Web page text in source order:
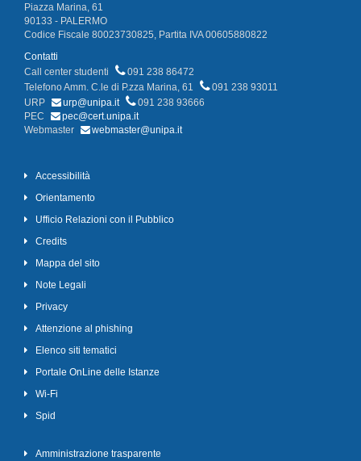
Piazza Marina, 61
90133 - PALERMO
Codice Fiscale 80023730825, Partita IVA 00605880822
Contatti
Call center studenti
091 238 86472
Telefono Amm. C.le di P.zza Marina, 61
091 238 93011
URP
urp@unipa.it
091 238 93666
PEC
pec@cert.unipa.it
Webmaster
webmaster@unipa.it
Accessibilità
Orientamento
Ufficio Relazioni con il Pubblico
Credits
Mappa del sito
Note Legali
Privacy
Attenzione al phishing
Elenco siti tematici
Portale OnLine delle Istanze
Wi-Fi
Spid
Amministrazione trasparente